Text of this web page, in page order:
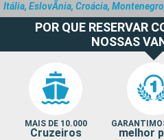
Itália, EslovÃnia, Croácia,
POR QUE RESERVAR
NOSSAS
MAIS DE 10.000
Cruzeiros melhor